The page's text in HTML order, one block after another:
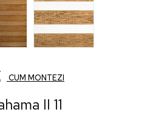
CUM MONTEZI
II 11